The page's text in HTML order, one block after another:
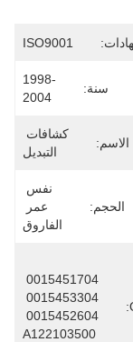
ISO9001
سنة:
1998-
2004
الاسم:
التبديل
الحجم:
الفاروق
A122103500